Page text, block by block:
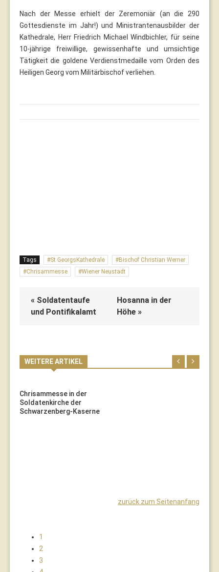
Nach der Messe erhielt der Zeremoniär (an die 290
Gottesdienste im Jahr!) und Ministrantenausbilder der
Kathedrale, Herr Friedrich Michael Windbichler, für seine
10-jährige freiwillige, gewissenhafte und umsichtige
Tätigkeit die goldene Verdienstmedaille vom Orden des
Heiligen Georg vom Militärbischof verliehen.
Tags St GeorgsKathedrale
Bischof Christian Werner
Chrisammesse
Wiener Neustadt
« Soldatentaufe
und Pontifikalamt
Hosanna in der
Höhe »
WEITERE ARTIKEL
Chrisammesse in der
Soldatenkirche der
Schwarzenberg-Kaserne
zurück zum Seitenanfang
1
2
3